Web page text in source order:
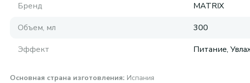
Бренд
MATRIX
Объем, мл
300
Эффект
Питание,
Основная страна изготовления: Испания